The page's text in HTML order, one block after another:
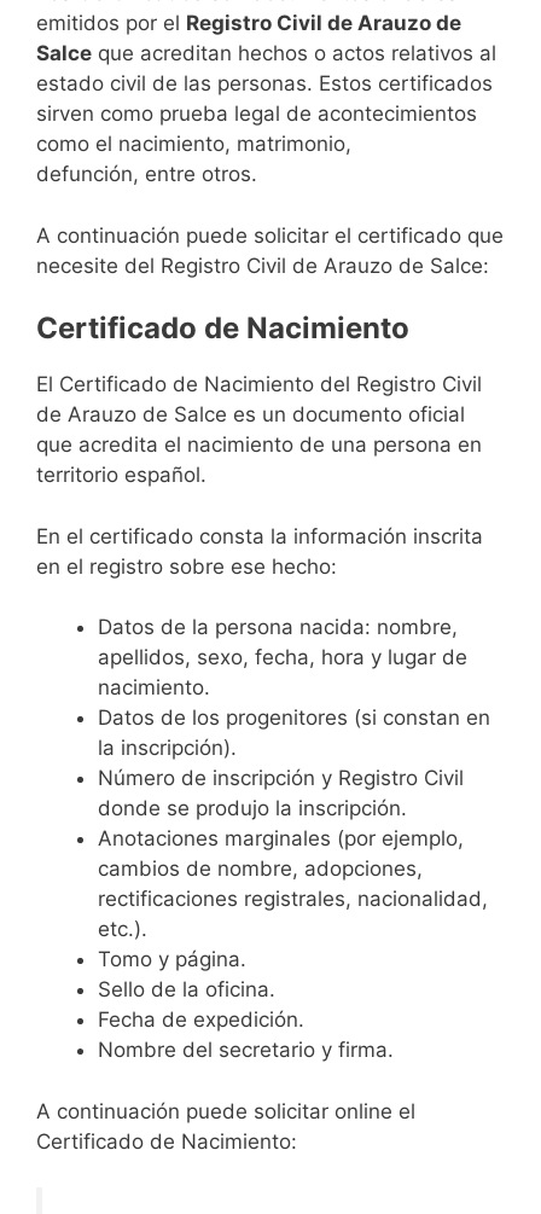
emitidos por el Registro Civil de Arauzo de
Salce que acreditan hechos o actos relativos al
estado civil de las personas. Estos certificados
sirven como prueba legal de acontecimientos
como el nacimiento, matrimonio,
defunción, entre otros.
A continuación puede solicitar el certificado que
necesite del Registro Civil de Arauzo de Salce:
Certificado de Nacimiento
El Certificado de Nacimiento del Registro Civil
de Arauzo de Salce es un documento oficial
que acredita el nacimiento de una persona en
territorio español.
En el certificado consta la información inscrita
en el registro sobre ese hecho:
Datos de la persona nacida: nombre,
apellidos, sexo, fecha, hora y lugar de
nacimiento.
Datos de los progenitores (si constan en
la inscripción).
Número de inscripción y Registro Civil
donde se produjo la inscripción.
Anotaciones marginales (por ejemplo,
cambios de nombre, adopciones,
rectificaciones registrales, nacionalidad,
etc.).
Tomo y página.
Sello de la oficina.
Fecha de expedición.
Nombre del secretario y firma.
A continuación puede solicitar online el
Certificado de Nacimiento: